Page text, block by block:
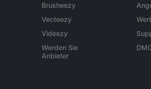
Brusheezy
Vecteezy
Videezy
Werden Sie
Anbieter